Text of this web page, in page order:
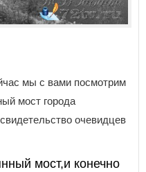
мы с вами посмотрим
мост города
очевидцев
мост,и конечно